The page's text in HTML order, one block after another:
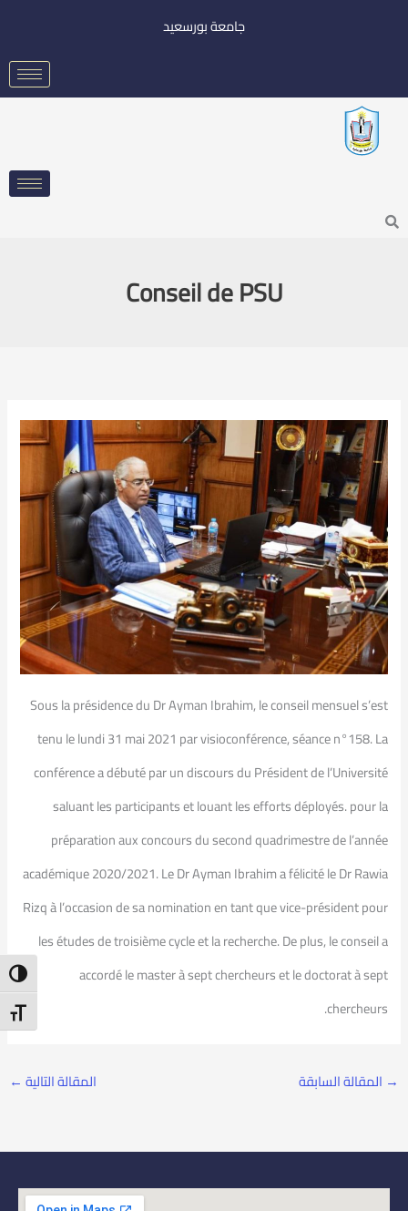
جامعة بورسعيد
Search
Conseil de PSU
Sous la présidence du Dr Ayman Ibrahim, le conseil mensuel s’est
tenu le lundi 31 mai 2021 par visioconférence, séance n°158. La
conférence a débuté par un discours du Président de l’Université
saluant les participants et louant les efforts déployés. pour la
préparation aux concours du second quadrimestre de l’année
académique 2020/2021. Le Dr Ayman Ibrahim a félicité le Dr Rawia
Rizq à l’occasion de sa nomination en tant que vice-président pour
les études de troisième cycle et la recherche. De plus, le conseil a
accordé le master à sept chercheurs et le doctorat à sept
chercheurs.
→ المقالة السابقة المقالة التالية ←